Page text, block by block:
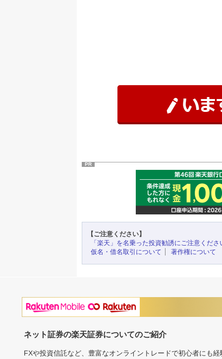
PR
【ご注意ください】
「楽天」を名乗った投資勧誘にご注意くださ
仮名・借名取引について
著作権について
ネット証券の楽天証券についてのご紹介
FXや投資信託など、豊富なオンライントレードで初心者にも